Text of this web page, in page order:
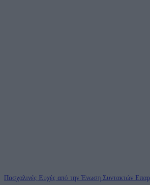
Πασχαλινές Ευχές από την Ένωση Συντακτών